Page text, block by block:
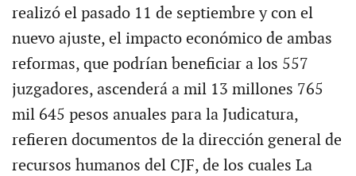
realizó el pasado 11 de septiembre y con el
nuevo ajuste, el impacto económico de ambas
reformas, que podrían beneficiar a los 557
juzgadores, ascenderá a mil 13 millones 765
mil 645 pesos anuales para la Judicatura,
refieren documentos de la dirección general de
recursos humanos del CJF, de los cuales La